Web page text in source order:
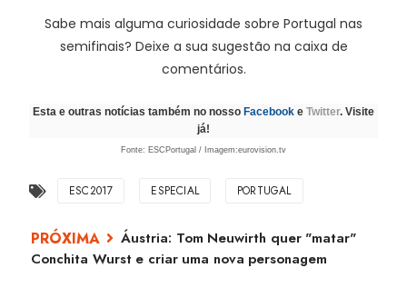
Sabe mais alguma curiosidade sobre Portugal nas
semifinais? Deixe a sua sugestão na caixa de
comentários.
Esta e outras notícias também no nosso Facebook e Twitter. Visite
já!
Fonte: ESCPortugal / Imagem:eurovision.tv
ESC2017 ESPECIAL PORTUGAL
Áustria: Tom Neuwirth quer "matar"
Conchita Wurst e criar uma nova personagem